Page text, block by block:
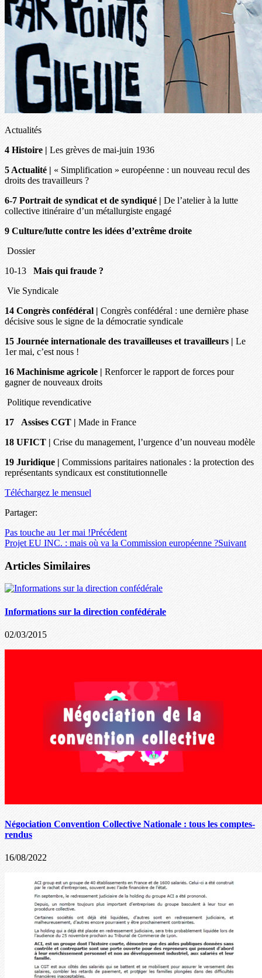
Actualités
4 Histoire | Les grèves de mai-juin 1936
5 Actualité | « Simplification » européenne : un nouveau recul des
droits des travailleurs ?
6-7 Portrait de syndicat et de syndiqué | De l’atelier à la lutte
collective itinéraire d’un métallurgiste engagé
9 Culture/lutte contre les idées d’extrême droite
Dossier
10-13
Mais qui fraude ?
Vie Syndicale
14 Congrès confédéral | Congrès confédéral : une dernière phase
décisive sous le signe de la démocratie syndicale
15 Journée internationale des travailleuses et travailleurs | Le
1er mai, c’est nous !
16 Machinisme agricole | Renforcer le rapport de forces pour
gagner de nouveaux droits
Politique revendicative
17 Assises CGT | Made in France
18 UFICT | Crise du management, l’urgence d’un nouveau modèle
19 Juridique | Commissions paritaires nationales : la protection des
représentants syndicaux est constitutionnelle
Téléchargez le mensuel
Partager:
Pas touche au 1er mai !Précédent
Projet EU INC. : mais où va la Commission européenne ?Suivant
Articles Similaires
Informations sur la direction confédérale
02/03/2015
Négociation Convention Collective Nationale : tous les comptes-
rendus
16/08/2022